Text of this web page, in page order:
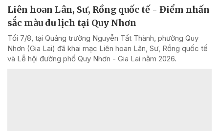
Liên hoan Lân, Sư, Rồng quốc tế - Điểm nhấn
sắc màu du lịch tại Quy Nhơn
Tối 7/8, tại Quảng trường Nguyễn Tất Thành, phường Quy
Nhơn (Gia Lai) đã khai mạc Liên hoan Lân, Sư, Rồng quốc tế
và Lễ hội đường phố Quy Nhơn - Gia Lai năm 2026.